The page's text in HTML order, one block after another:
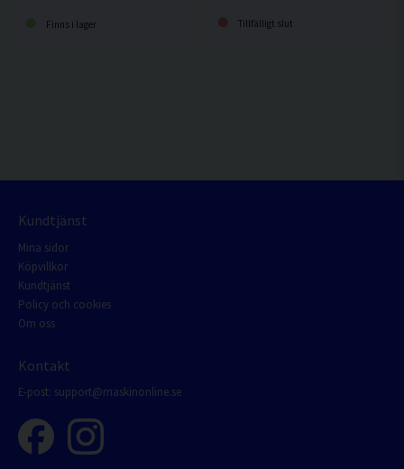
Finns i lager Tillfälligt slut
Kundtjänst
Mina sidor
Köpvillkor
Kundtjänst
Policy och cookies
Om oss
Kontakt
E-post: support@maskinonline.se